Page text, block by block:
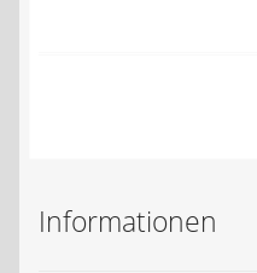
Datenschutzerklärung
Informationen